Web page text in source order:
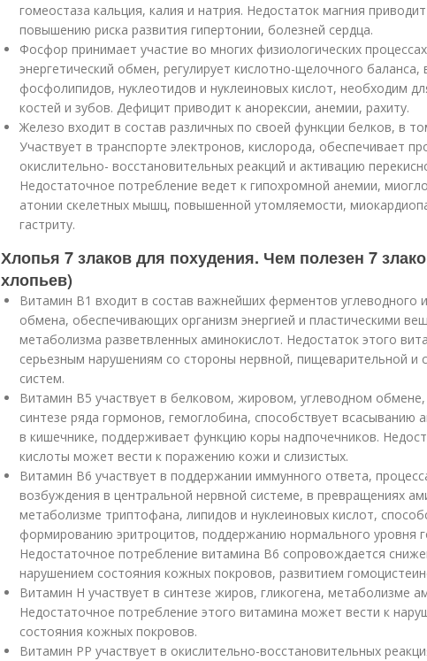
гомеостаза кальция, калия и натрия. Недостаток магния
повышению риска развития гипертонии, болезней сердца.
Фосфор принимает участие во многих физиологических
энергетический обмен, регулирует кислотно-щелочного баланса,
фосфолипидов, нуклеотидов и нуклеиновых кислот, необходим
костей и зубов. Дефицит приводит к анорексии, анемии, рахиту.
Железо входит в состав различных по своей функции белков, в
Участвует в транспорте электронов, кислорода, обеспечивает
окислительно- восстановительных реакций и активацию
Недостаточное потребление ведет к гипохромной анемии,
атонии скелетных мышц, повышенной утомляемости,
гастриту.
Хлопья 7 злаков для похудения. Чем полезен 7
хлопьев)
Витамин В1 входит в состав важнейших ферментов углеводного и
обмена, обеспечивающих организм энергией и пластическими
метаболизма разветвленных аминокислот. Недостаток этого
серьезным нарушениям со стороны нервной, пищеварительной и
систем.
Витамин В5 участвует в белковом, жировом, углеводном
синтезе ряда гормонов, гемоглобина, способствует всасыванию
в кишечнике, поддерживает функцию коры надпочечников.
кислоты может вести к поражению кожи и слизистых.
Витамин В6 участвует в поддержании иммунного ответа,
возбуждения в центральной нервной системе, в превращениях
метаболизме триптофана, липидов и нуклеиновых кислот,
формированию эритроцитов, поддержанию нормального уровня
Недостаточное потребление витамина В6 сопровождается
нарушением состояния кожных покровов, развитием
Витамин Н участвует в синтезе жиров, гликогена, метаболизме
Недостаточное потребление этого витамина может вести к
состояния кожных покровов.
Витамин РР участвует в окислительно-восстановительных